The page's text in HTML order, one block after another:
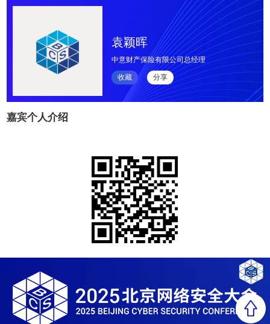
袁颖晖
中意财产保险有限公司总经理
收藏 分享
嘉宾个人介绍